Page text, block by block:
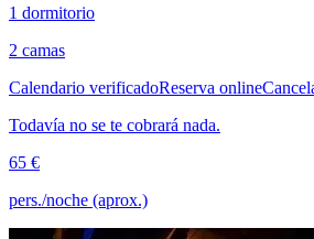
1 dormitorio
2 camas
Calendario verificadoReserva online
Todavía no se te cobrará nada.
65 €
pers./noche (aprox.)